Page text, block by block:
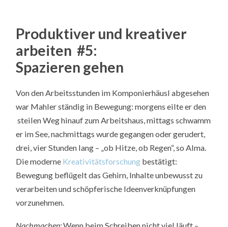
Produktiver und kreativer
arbeiten #5:
Spazieren gehen
Von den Arbeitsstunden im Komponierhäusl abgesehen
war Mahler ständig in Bewegung: morgens eilte er den
steilen Weg hinauf zum Arbeitshaus, mittags schwamm
er im See, nachmittags wurde gegangen oder gerudert,
drei, vier Stunden lang – „ob Hitze, ob Regen“, so Alma.
Die moderne Kreativitätsforschung bestätigt:
Bewegung beflügelt das Gehirn, Inhalte unbewusst zu
verarbeiten und schöpferische Ideenverknüpfungen
vorzunehmen.